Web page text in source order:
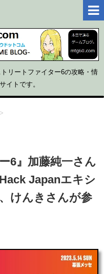
リートファイター6の攻略・情
イトです。
>
6』加藤純一さん
Japanエキシ
けんきさんが参